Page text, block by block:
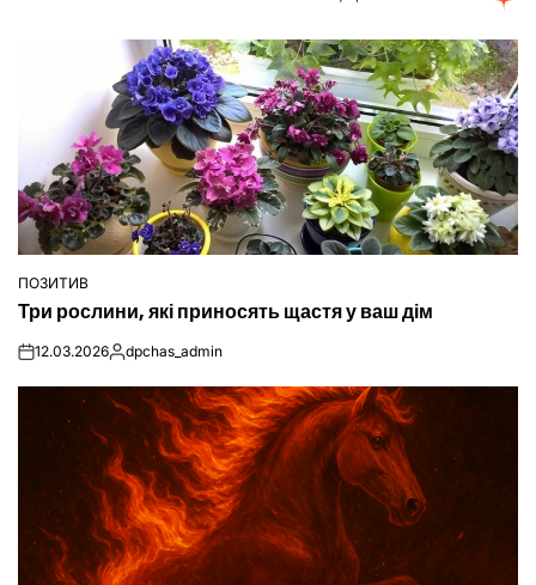
ОПУБЛІКУВАТИ
ПОЗИТИВ
Три рослини, які приносять щастя у ваш дім
on12.03.2026Опубліковано
dpchas_admin